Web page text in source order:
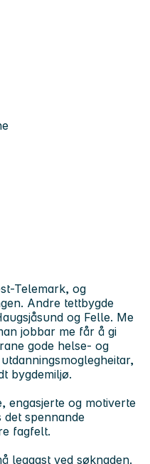
Telemark, og
Andre tettbygde
og Felle. Me
jobbar me får å gi
gode helse- og
bygdemiljø.
engasjerte og motiverte
det spennande
fagfelt.
leggast ved søknaden.